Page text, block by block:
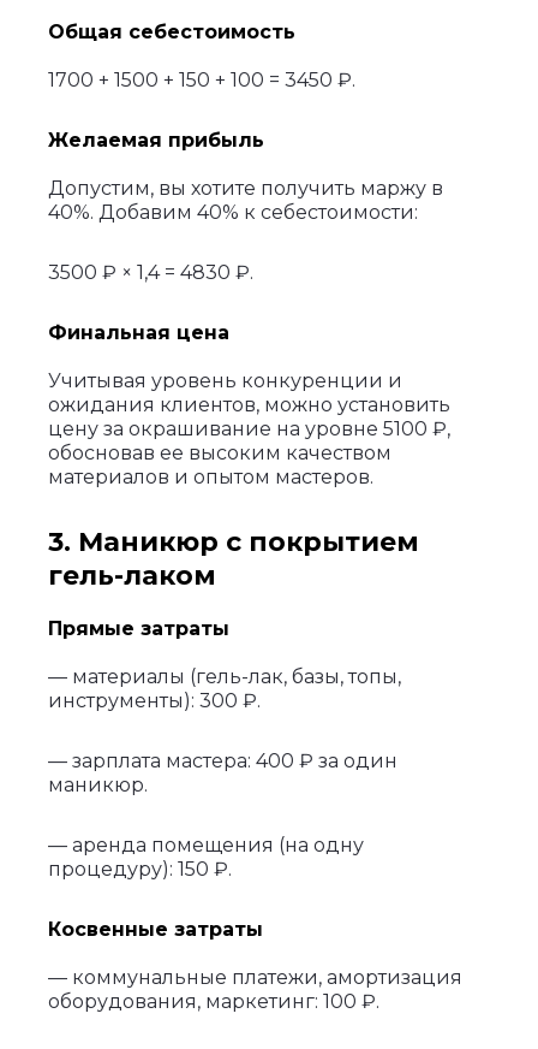
Общая себестоимость
1700 + 1500 + 150 + 100 = 3450 ₽.
Желаемая прибыль
Допустим, вы хотите получить маржу в
40%. Добавим 40% к себестоимости:
3500 ₽ × 1,4 = 4830 ₽.
Финальная цена
Учитывая уровень конкуренции и
ожидания клиентов, можно установить
цену за окрашивание на уровне 5100 ₽,
обосновав ее высоким качеством
материалов и опытом мастеров.
3. Маникюр с покрытием
гель-лаком
Прямые затраты
— материалы (гель-лак, базы, топы,
инструменты): 300 ₽.
— зарплата мастера: 400 ₽ за один
маникюр.
— аренда помещения (на одну
процедуру): 150 ₽.
Косвенные затраты
— коммунальные платежи, амортизация
оборудования, маркетинг: 100 ₽.